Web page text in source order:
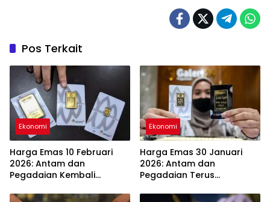
Pos Terkait
Ekonomi
Harga Emas 10 Februari
2026: Antam dan
Pegadaian Kembali
Ekonomi
Harga Emas 30 Januari
2026: Antam dan
Pegadaian Terus